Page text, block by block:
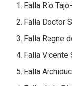
Falla Río
Falla Doctor
Falla Regne
Falla Vicente
Falla